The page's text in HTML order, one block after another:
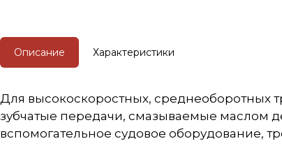
Описание Характеристики
Для высокоскоростных, среднеоборотных
зубчатые передачи, смазываемые маслом
вспомогательное судовое оборудование,